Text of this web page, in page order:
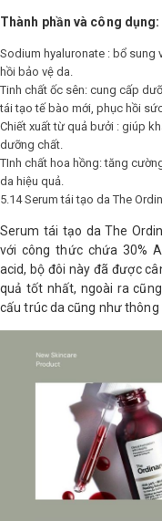
Thành phần và công dụng:
Sodium hyaluronate : bổ sung
hồi bảo vệ da.
Tinh chất ốc sên: cung cấp
tái tạo tế bào mới, phục hồi
Chiết xuất từ quả bưởi : giúp
dưỡng chất.
TInh chất hoa hồng: tăng
da hiệu quả.
5.14 Serum tái tạo da The
Serum tái tạo da The
với công thức chứa 30%
acid, bộ đôi này đã được
quả tốt nhất, ngoài ra
cấu trúc da cũng như thông